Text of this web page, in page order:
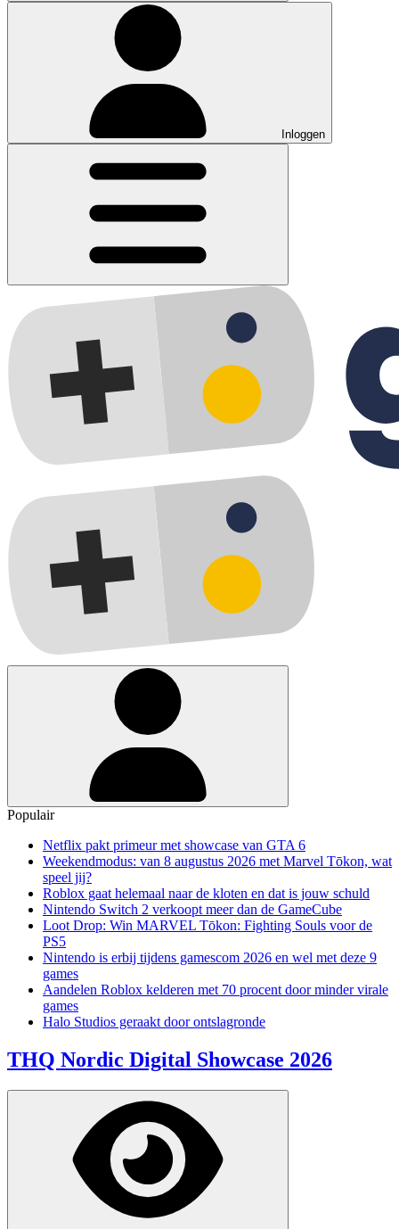
Inloggen
Populair
Netflix pakt primeur met showcase van GTA 6
Weekendmodus: van 8 augustus 2026 met Marvel Tōkon, wat
speel jij?
Roblox gaat helemaal naar de kloten en dat is jouw schuld
Nintendo Switch 2 verkoopt meer dan de GameCube
Loot Drop: Win MARVEL Tōkon: Fighting Souls voor de
PS5
Nintendo is erbij tijdens gamescom 2026 en wel met deze 9
games
Aandelen Roblox kelderen met 70 procent door minder virale
games
Halo Studios geraakt door ontslagronde
THQ Nordic Digital Showcase 2026